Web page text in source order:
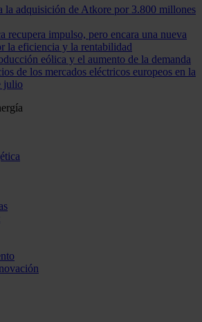
la adquisición de Atkore por 3.800 millones
recupera impulso, pero encara una nueva
la eficiencia y la rentabilidad
eólica y el aumento de la demanda
de los mercados eléctricos europeos en la
julio